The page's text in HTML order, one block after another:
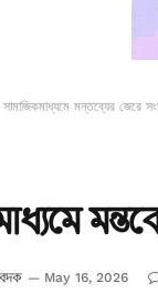
সামাজিকমাধ্যমে মন্তব্যের জেরে
May 16, 2026